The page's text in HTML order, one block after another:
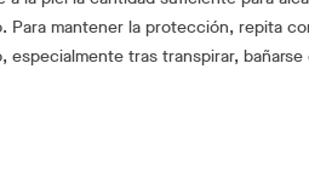
Para mantener la protección, repita
especialmente tras transpirar, bañarse